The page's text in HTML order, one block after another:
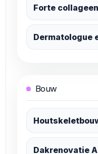
Forte
Dermatologue
Bouw
Dakrenovatie